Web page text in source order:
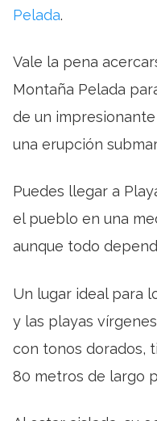
Pelada.
Vale la pena
Montaña Pelada
de un
una erupción
Puedes llegar a
el pueblo en una
aunque todo
Un lugar ideal para
y las playas
con tonos dorados,
80 metros de largo